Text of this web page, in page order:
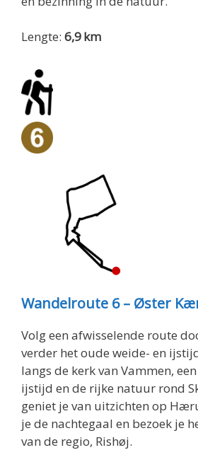
Lengte: 6,9 km
Wandelroute 6 – Øster
Volg een afwisselende route
verder het oude weide- en
langs de kerk van Vammen,
ijstijd en de rijke natuur rond
geniet je van uitzichten op
je de nachtegaal en bezoek je
van de regio, Rishøj.